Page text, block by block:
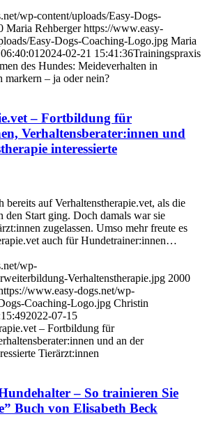
wp-content/uploads/Easy-Dogs-
Maria Rehberger https://www.easy-
Easy-Dogs-Coaching-Logo.jpg Maria
2024-02-21 15:41:36Trainingspraxis
des Hundes: Meideverhalten in
markern – ja oder nein?
– Fortbildung für
Verhaltensberater:innen und
interessierte
auf Verhaltenstherapie.vet, als die
den Start ging. Doch damals war sie
zugelassen. Umso mehr freute es
auch für Hundetrainer:innen…
wp-
Verhaltenstherapie.jpg 2000
www.easy-dogs.net/wp-
Coaching-Logo.jpg Christin
2022-07-15
– Fortbildung für
und an der
Tierärzt:innen
– So trainieren Sie
Buch von Elisabeth Beck